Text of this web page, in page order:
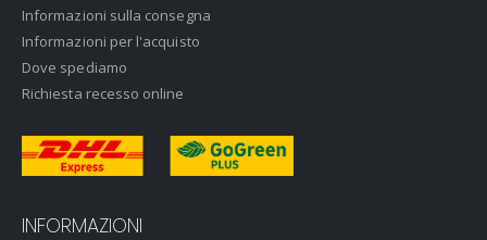
Informazioni sulla consegna
Informazioni per l'acquisto
Dove spediamo
Richiesta recesso online
INFORMAZIONI